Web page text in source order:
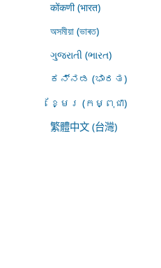
कोंकणी (भारत)
অসমীয়া (ভাৰত)
ગુજરાતી (ભારત)
ಕನ್ನಡ (ಭಾರತ)
ខ្មែរ (កម្ពុជា)
繁體中文 (台灣)